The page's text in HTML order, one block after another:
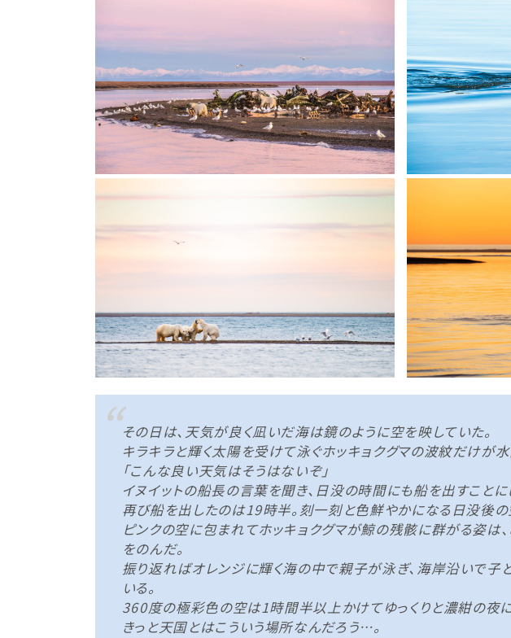
その日は、天気が良く凪いだ海は鏡のように空を映していた。
キラキラと輝く太陽を受けて泳ぐホッキョクグマの波紋だけが水
「こんな良い天気はそうはないぞ」
イヌイットの船長の言葉を聞き、日没の時間にも船を出すことに
再び船を出したのは19時半。刻一刻と色鮮やかになる日没後の
ピンクの空に包まれてホッキョクグマが鯨の残骸に群がる姿は
をのんだ。
振り返ればオレンジに輝く海の中で親子が泳ぎ、海岸沿いで子
いる。
360度の極彩色の空は1時間半以上かけてゆっくりと濃紺の夜に
きっと天国とはこういう場所なんだろう…。